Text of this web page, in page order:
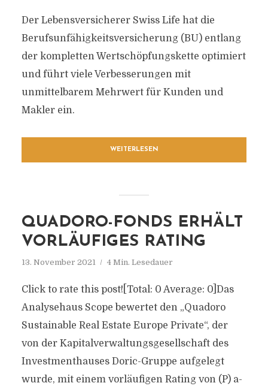
Der Lebensversicherer Swiss Life hat die
Berufsunfähigkeitsversicherung (BU) entlang
der kompletten Wertschöpfungskette optimiert
und führt viele Verbesserungen mit
unmittelbarem Mehrwert für Kunden und
Makler ein.
WEITERLESEN
QUADORO-FONDS ERHÄLT
VORLÄUFIGES RATING
13. November 2021 4 Min. Lesedauer
Click to rate this post![Total: 0 Average: 0]Das
Analysehaus Scope bewertet den „Quadoro
Sustainable Real Estate Europe Private“, der
von der Kapitalverwaltungsgesellschaft des
Investmenthauses Doric-Gruppe aufgelegt
wurde, mit einem vorläufigen Rating von (P) a-